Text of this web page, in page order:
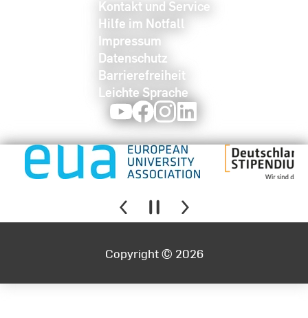
Kontakt und Service
Hilfe im Notfall
Impressum
Datenschutz
Barrierefreiheit
Leichte Sprache
YoutubeFacebookInstagram
Copyright © 2026